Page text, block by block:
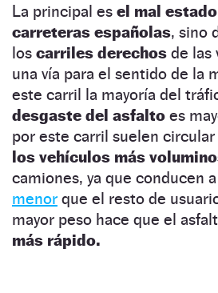
La principal es el mal
carreteras españolas, sino
los carriles derechos de las
una vía para el sentido de la
este carril la mayoría del
desgaste del asfalto es
por este carril suelen
los vehículos más
camiones, ya que conducen a
menor que el resto de
mayor peso hace que el
más rápido.